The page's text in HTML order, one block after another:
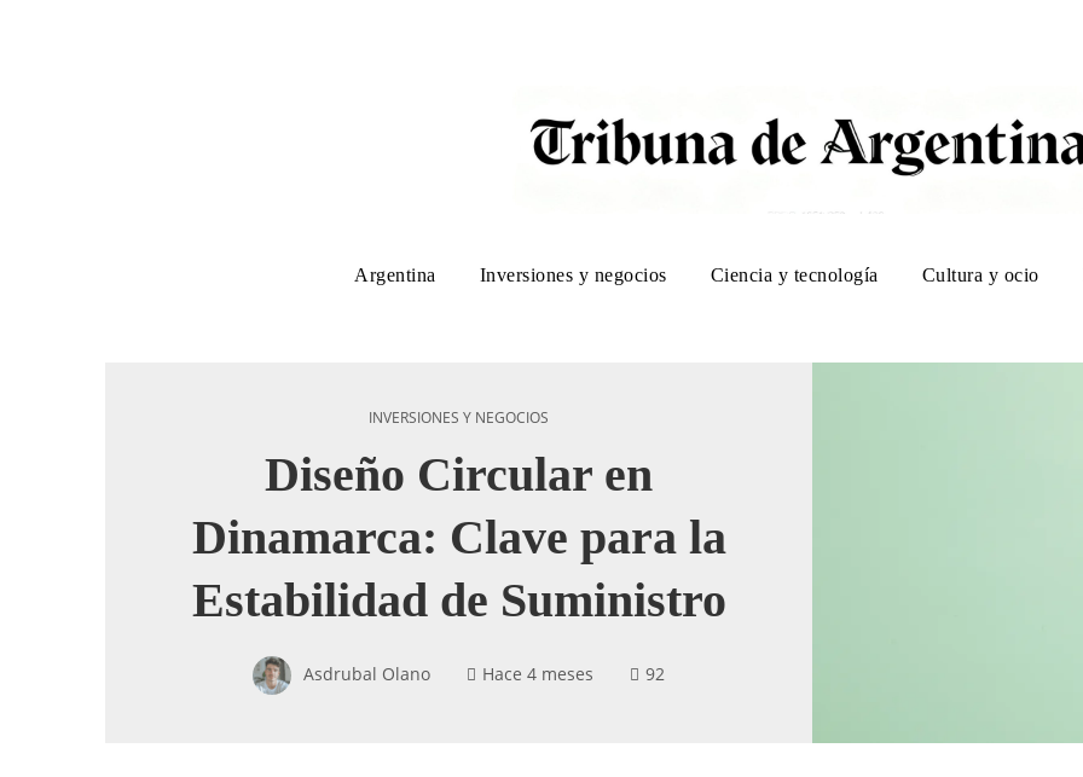
Argentina Inversiones y negocios Ciencia y tecnología Cultura y ocio
INVERSIONES Y NEGOCIOS
Diseño Circular en
Dinamarca: Clave para la
Estabilidad de Suministro
Asdrubal Olano Hace 4 meses 92